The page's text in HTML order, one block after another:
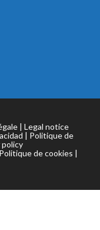
| Legal notice
| Politique de
policy
Politique de cookies |